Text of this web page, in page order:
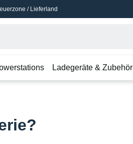
/ Lieferland
Ladegeräte & Zubehör